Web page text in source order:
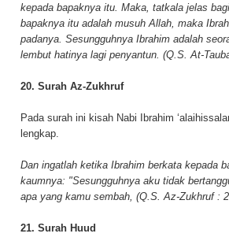
kepada bapaknya itu. Maka, tatkala jelas
bapaknya itu adalah musuh Allah, maka
padanya. Sesungguhnya Ibrahim adalah
lembut hatinya lagi penyantun. (Q.S. At-
20. Surah Az-Zukhruf
Pada surah ini kisah Nabi Ibrahim
lengkap.
Dan ingatlah ketika Ibrahim berkata kepada
kaumnya: "Sesungguhnya aku tidak
apa yang kamu sembah, (Q.S. Az-Zukhruf :
21. Surah Huud